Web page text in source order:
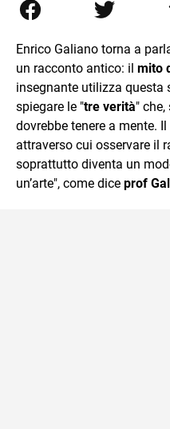
di trasformare la
da lì non mi sono più
mente.
Enrico Galiano torna a
un racconto antico: il mito
insegnante utilizza questa
spiegare le "tre verità"
dovrebbe tenere a mente.
attraverso cui osservare il
soprattutto diventa un
un’arte", come dice prof